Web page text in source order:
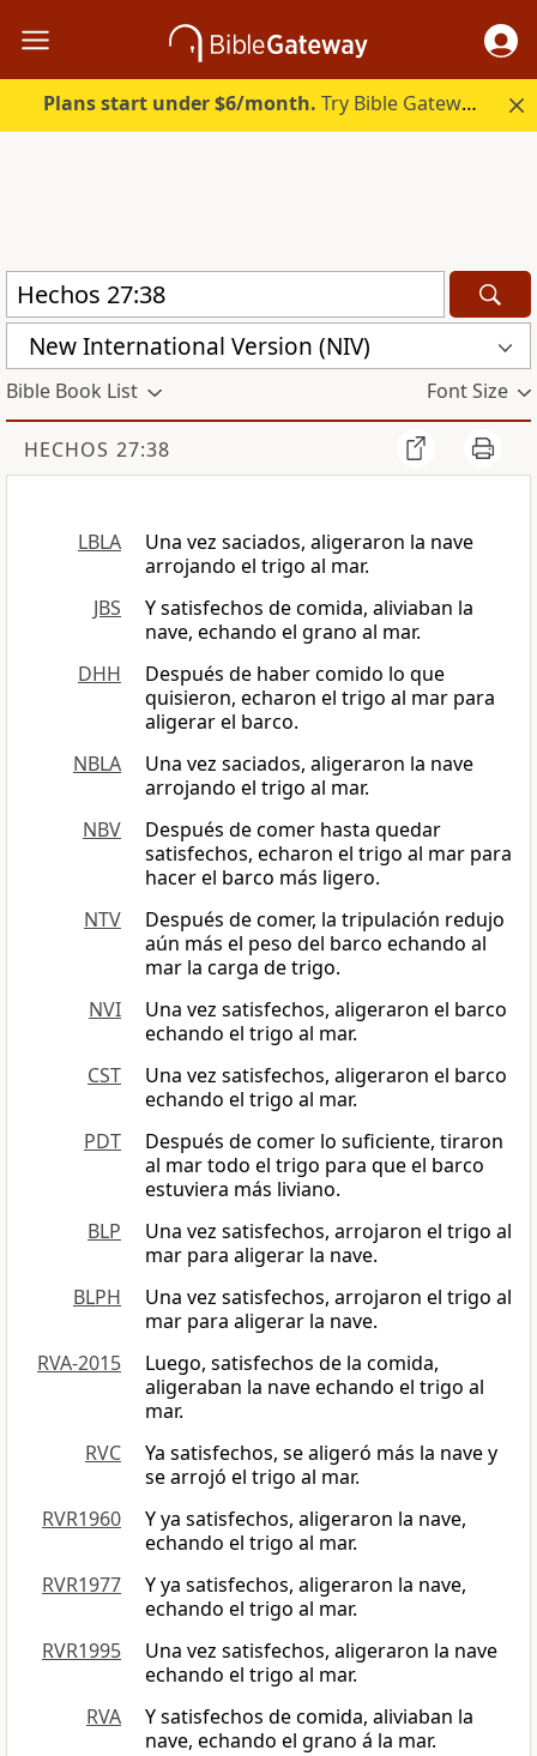
Plans start under $6/month. Try Bible Gateway Plus.
New International Version (NIV)
Bible Book List Font Size
HECHOS 27:38
LBLA
Una vez saciados, aligeraron la nave
arrojando el trigo al mar.
JBS
Y satisfechos de comida, aliviaban la
nave, echando el grano al mar.
DHH
Después de haber comido lo que
quisieron, echaron el trigo al mar para
aligerar el barco.
NBLA
Una vez saciados, aligeraron la nave
arrojando el trigo al mar.
NBV
Después de comer hasta quedar
satisfechos, echaron el trigo al mar para
hacer el barco más ligero.
NTV
Después de comer, la tripulación redujo
aún más el peso del barco echando al
mar la carga de trigo.
NVI
Una vez satisfechos, aligeraron el barco
echando el trigo al mar.
CST
Una vez satisfechos, aligeraron el barco
echando el trigo al mar.
PDT
Después de comer lo suficiente, tiraron
al mar todo el trigo para que el barco
estuviera más liviano.
BLP
Una vez satisfechos, arrojaron el trigo al
mar para aligerar la nave.
BLPH
Una vez satisfechos, arrojaron el trigo al
mar para aligerar la nave.
RVA-2015
Luego, satisfechos de la comida,
aligeraban la nave echando el trigo al
mar.
RVC
Ya satisfechos, se aligeró más la nave y
se arrojó el trigo al mar.
RVR1960
Y ya satisfechos, aligeraron la nave,
echando el trigo al mar.
RVR1977
Y ya satisfechos, aligeraron la nave,
echando el trigo al mar.
RVR1995
Una vez satisfechos, aligeraron la nave
echando el trigo al mar.
RVA
Y satisfechos de comida, aliviaban la
nave, echando el grano á la mar.